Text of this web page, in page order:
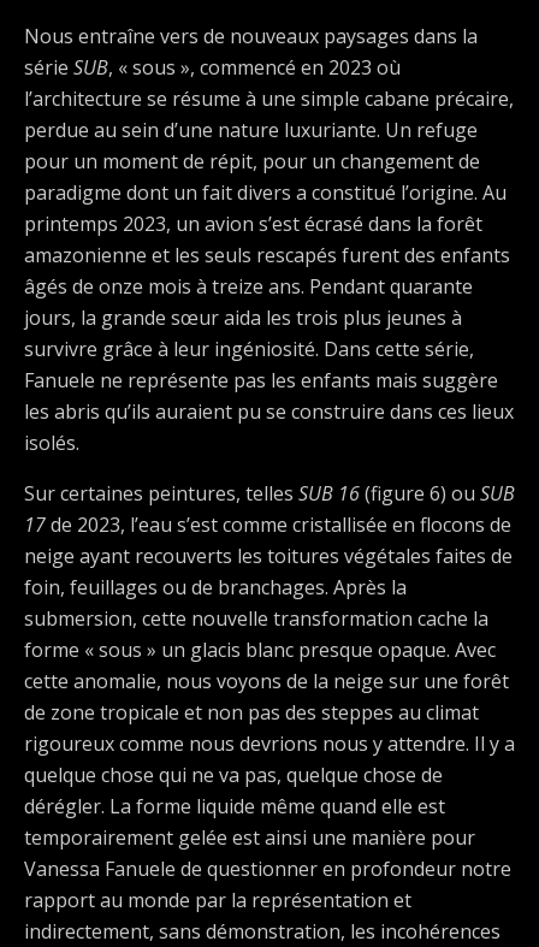
Nous entraîne vers de nouveaux paysages dans la
série SUB, « sous », commencé en 2023 où
l’architecture se résume à une simple cabane précaire,
perdue au sein d’une nature luxuriante. Un refuge
pour un moment de répit, pour un changement de
paradigme dont un fait divers a constitué l’origine. Au
printemps 2023, un avion s’est écrasé dans la forêt
amazonienne et les seuls rescapés furent des enfants
âgés de onze mois à treize ans. Pendant quarante
jours, la grande sœur aida les trois plus jeunes à
survivre grâce à leur ingéniosité. Dans cette série,
Fanuele ne représente pas les enfants mais suggère
les abris qu’ils auraient pu se construire dans ces lieux
isolés.
Sur certaines peintures, telles SUB 16(figure 6) ou SUB
17de 2023, l’eau s’est comme cristallisée en flocons de
neige ayant recouverts les toitures végétales faites de
foin, feuillages ou de branchages. Après la
submersion, cette nouvelle transformation cache la
forme « sous » un glacis blanc presque opaque. Avec
cette anomalie, nous voyons de la neige sur une forêt
de zone tropicale et non pas des steppes au climat
rigoureux comme nous devrions nous y attendre. Il y a
quelque chose qui ne va pas, quelque chose de
dérégler. La forme liquide même quand elle est
temporairement gelée est ainsi une manière pour
Vanessa Fanuele de questionner en profondeur notre
rapport au monde par la représentation et
indirectement, sans démonstration, les incohérences